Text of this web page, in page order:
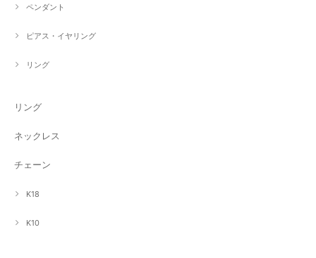
ペンダント
ピアス・イヤリング
リング
リング
ネックレス
チェーン
K18
K10